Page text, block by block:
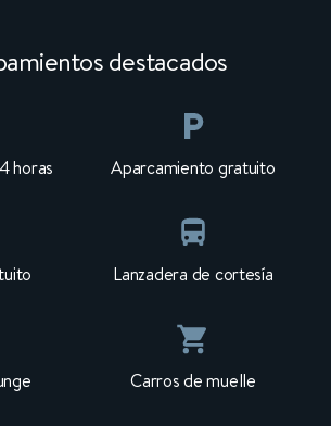
destacados
horas Aparcamiento gratuito
Lanzadera de cortesía
Carros de muelle